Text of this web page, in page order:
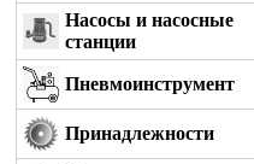
Насосы и насосные
станции
Пневмоинструмент
Принадлежности